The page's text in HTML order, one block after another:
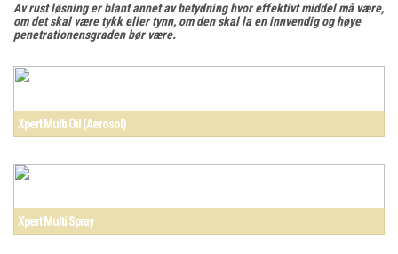
Av rust løsning er blant annet av betydning hvor effektivt middel må være,
om det skal være tykk eller tynn, om den skal la en innvendig og høye
penetrationensgraden bør være.
Xpert Multi Oil (Aerosol)
Xpert Multi Spray